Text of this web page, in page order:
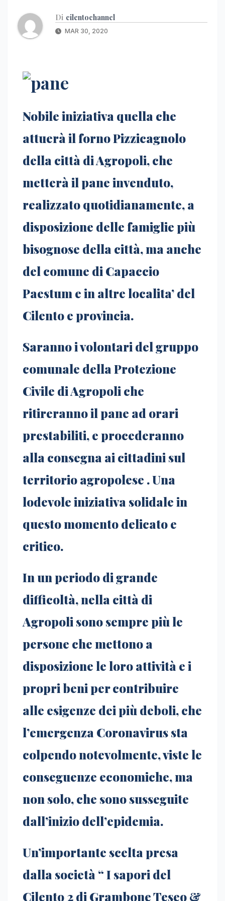
Di cilentochannel
MAR 30, 2020
Nobile iniziativa quella che
attuerà il forno Pizzicagnolo
della città di Agropoli, che
metterà il pane invenduto,
realizzato quotidianamente, a
disposizione delle famiglie più
bisognose della città, ma anche
del comune di Capaccio
Paestum e in altre localita’ del
Cilento e provincia.
Saranno i volontari del gruppo
comunale della Protezione
Civile di Agropoli che
ritireranno il pane ad orari
prestabiliti, e procederanno
alla consegna ai cittadini sul
territorio agropolese . Una
lodevole iniziativa solidale in
questo momento delicato e
critico.
In un periodo di grande
difficoltà, nella città di
Agropoli sono sempre più le
persone che mettono a
disposizione le loro attività e i
propri beni per contribuire
alle esigenze dei più deboli, che
l’emergenza Coronavirus sta
colpendo notevolmente, viste le
conseguenze economiche, ma
non solo, che sono susseguite
dall’inizio dell’epidemia.
Un’importante scelta presa
dalla società “ I sapori del
Cilento 2 di Grambone Teseo &